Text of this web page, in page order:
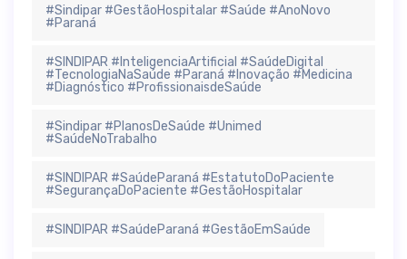
#Sindipar #GestãoHospitalar #Saúde #AnoNovo
#Paraná
#SINDIPAR #InteligenciaArtificial #SaúdeDigital
#TecnologiaNaSaúde #Paraná #Inovação #Medicina
#Diagnóstico #ProfissionaisdeSaúde
#Sindipar #PlanosDeSaúde #Unimed
#SaúdeNoTrabalho
#SINDIPAR #SaúdeParaná #EstatutoDoPaciente
#SegurançaDoPaciente #GestãoHospitalar
#SINDIPAR #SaúdeParaná #GestãoEmSaúde